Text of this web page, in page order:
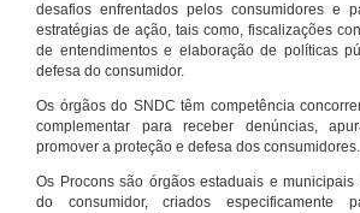
desafios enfrentados pelos consumidores e
estratégias de ação, tais como, fiscalizações
de entendimentos e elaboração de políticas
defesa do consumidor.
Os órgãos do SNDC têm competência
complementar para receber denúncias,
promover a proteção e defesa dos consumidores.
Os Procons são órgãos estaduais e
do consumidor, criados especificamente